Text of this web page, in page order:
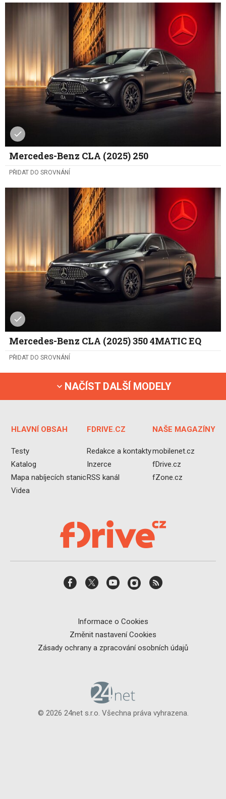
Mercedes-Benz CLA (2025) 250
PŘIDAT DO SROVNÁNÍ
Mercedes-Benz CLA (2025) 350 4MATIC EQ
PŘIDAT DO SROVNÁNÍ
NAČÍST DALŠÍ MODELY
HLAVNÍ OBSAH
Testy
Katalog
Mapa nabíjecích stanic
Videa
FDRIVE.CZ
Redakce a kontakty
Inzerce
RSS kanál
NAŠE MAGAZÍNY
mobilenet.cz
fDrive.cz
fZone.cz
Informace o Cookies
Změnit nastavení Cookies
Zásady ochrany a zpracování osobních údajů
© 2026 24net s.r.o. Všechna práva vyhrazena.